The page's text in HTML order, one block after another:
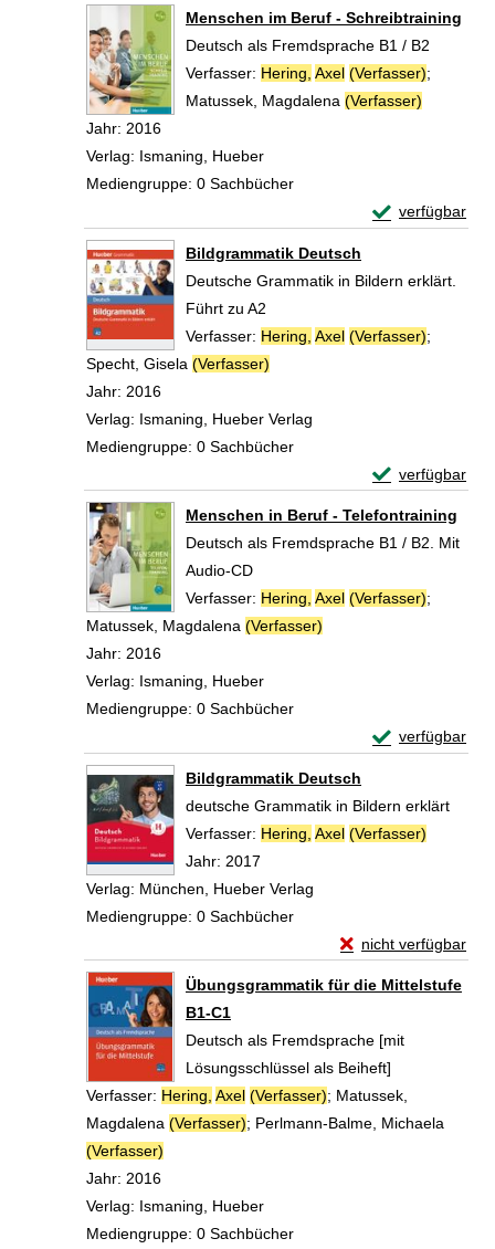
Menschen im Beruf - Schreibtraining
Deutsch als Fremdsprache B1 / B2
Verfasser: Hering, Axel (Verfasser);
Matussek, Magdalena (Verfasser)
Jahr: 2016
Verlag: Ismaning, Hueber
Mediengruppe: 0 Sachbücher
verfügbar
Exemplar-
Bildgrammatik Deutsch
Deutsche Grammatik in Bildern erklärt.
Führt zu A2
Verfasser: Hering, Axel (Verfasser);
Specht, Gisela (Verfasser)
Jahr: 2016
Verlag: Ismaning, Hueber Verlag
Mediengruppe: 0 Sachbücher
verfügbar
Exemplar-
Menschen in Beruf - Telefontraining
Deutsch als Fremdsprache B1 / B2. Mit
Audio-CD
Verfasser: Hering, Axel (Verfasser);
Matussek, Magdalena (Verfasser)
Jahr: 2016
Verlag: Ismaning, Hueber
Mediengruppe: 0 Sachbücher
verfügbar
Exemplar-
Bildgrammatik Deutsch
deutsche Grammatik in Bildern erklärt
Verfasser: Hering, Axel (Verfasser)
Jahr: 2017
Verlag: München, Hueber Verlag
Mediengruppe: 0 Sachbücher
nicht verfügbar
Exemplar-Details
Übungsgrammatik für die Mittelstufe
B1-C1
Deutsch als Fremdsprache [mit
Lösungsschlüssel als Beiheft]
Verfasser: Hering, Axel (Verfasser); Matussek,
Magdalena (Verfasser); Perlmann-Balme, Michaela
(Verfasser)
Jahr: 2016
Verlag: Ismaning, Hueber
Mediengruppe: 0 Sachbücher